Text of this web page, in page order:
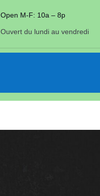
Open M-F: 10a – 8p
Ouvert du lundi au vendredi